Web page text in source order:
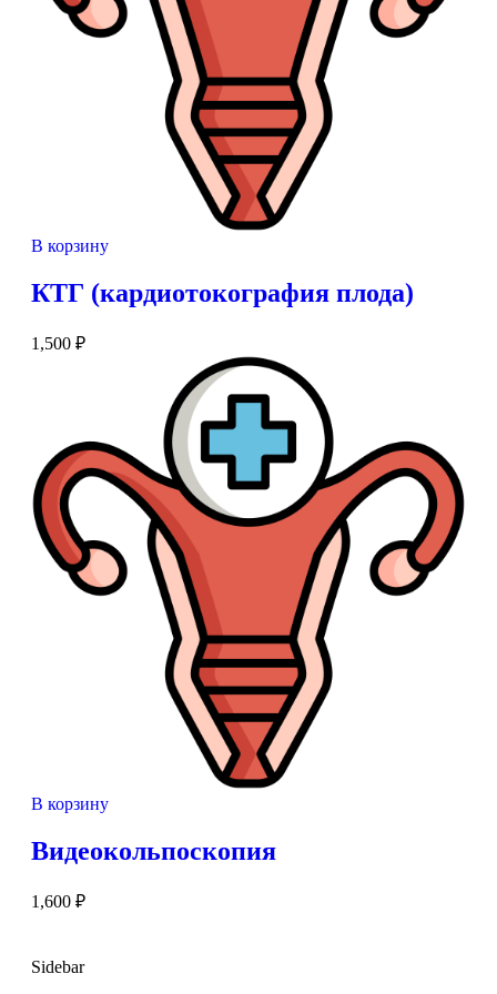
В корзину
КТГ (кардиотокография плода)
1,500 ₽
В корзину
Видеокольпоскопия
1,600 ₽
Sidebar